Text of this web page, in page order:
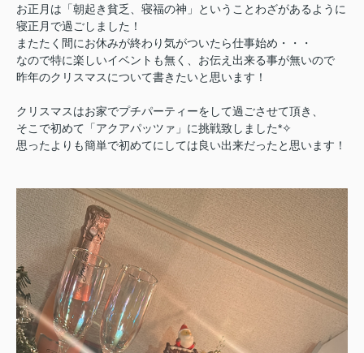
お正月は「朝起き貧乏、寝福の神」ということわざがあるように
寝正月で過ごしました！
またたく間にお休みが終わり気がついたら仕事始め・・・
なので特に楽しいイベントも無く、お伝え出来る事が無いので
昨年のクリスマスについて書きたいと思います！
クリスマスはお家でプチパーティーをして過ごさせて頂き、
そこで初めて「アクアパッツァ」に挑戦致しました*✧
思ったよりも簡単で初めてにしては良い出来だったと思います！